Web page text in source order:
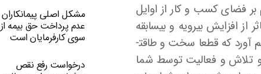
فضای کسب و کار از اوایل
از افزایش بی­رویه و بی­سابقه
نرخ ارز بود، اوضاع بسیار سختی را برای اعضای محترم و دوستان و همکاران فراهم آورد که قطعا سخت و طاقت­
و تلاش و فعالیت توسط شما
مشکل اصلی پیمانکاران
عدم پرداخت حق بیمه از
سوی کارفرمایان است
درخواست رفع نقص